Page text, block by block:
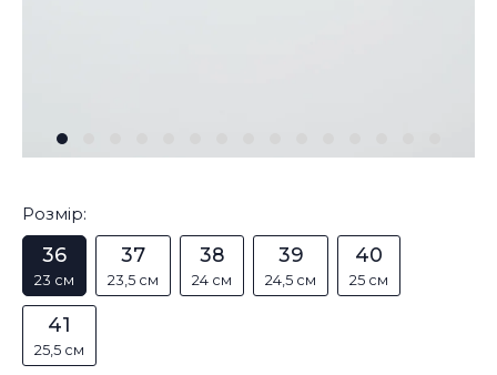
Розмір:
36
23 см
37
23,5 см
38
24 см
39
24,5 см
40
25 см
41
25,5 см